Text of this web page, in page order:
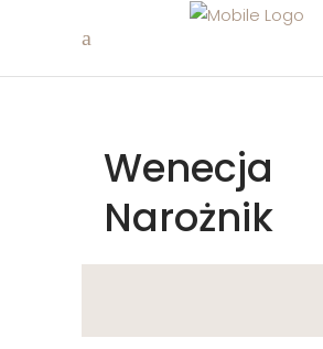
Wenecja
Narożnik